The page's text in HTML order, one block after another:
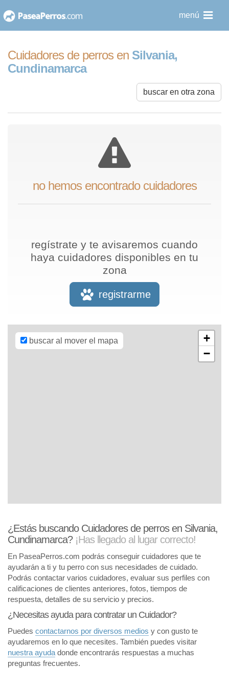
al
menú
Cuidadores de perros en Silvania,
Cundinamarca
buscar en otra zona
no hemos encontrado cuidadores
regístrate y te avisaremos cuando
haya cuidadores disponibles en tu
zona
registrarme
buscar al mover el mapa
+
−
OpenStreetMap
CC-BY-SA
¿Estás buscando Cuidadores de perros en Silvania,
Cundinamarca? ¡Has llegado al lugar correcto!
En PaseaPerros.com podrás conseguir cuidadores que te
ayudarán a ti y tu perro con sus necesidades de cuidado.
Podrás contactar varios cuidadores, evaluar sus perfiles con
calificaciones de clientes anteriores, fotos, tiempos de
respuesta, detalles de su servicio y precios.
¿Necesitas ayuda para contratar un Cuidador?
Puedes contactarnos por diversos medios y con gusto te
ayudaremos en lo que necesites. También puedes visitar
nuestra ayuda donde encontrarás respuestas a muchas
preguntas frecuentes.